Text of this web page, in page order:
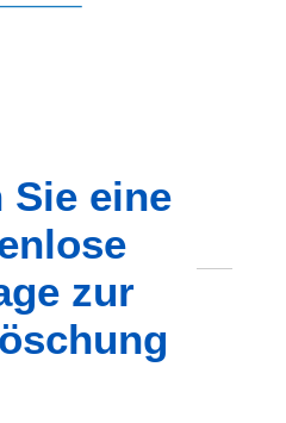
Sie eine
zur